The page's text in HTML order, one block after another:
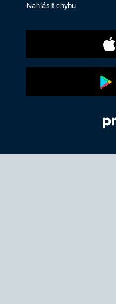
Nahlásit chybu